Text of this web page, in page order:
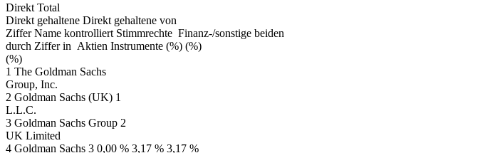
Direkt Total
Direkt gehaltene Direkt gehaltene von
Ziffer Name kontrolliert Stimmrechte Finanz-/sonstige beiden
durch Ziffer in Aktien Instrumente (%) (%)
(%)
1 The Goldman Sachs
Group, Inc.
2 Goldman Sachs (UK) 1
L.L.C.
3 Goldman Sachs Group 2
UK Limited
4 Goldman Sachs 3 0,00 % 3,17 % 3,17 %